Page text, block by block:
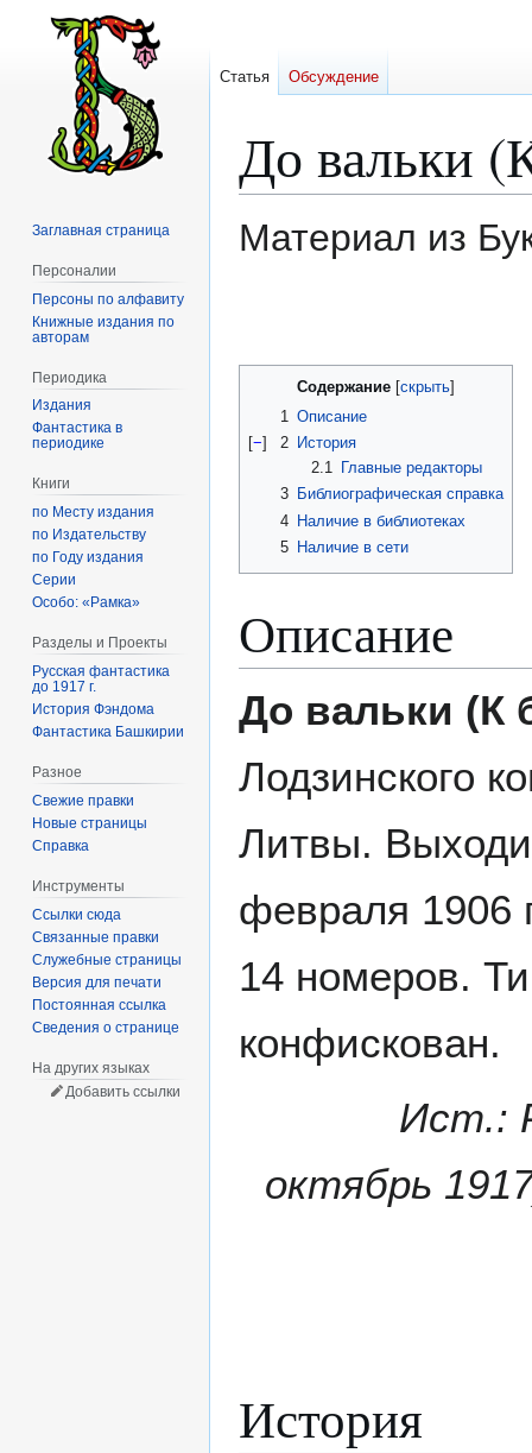
До вальки
Материал из
Содержание
1 Описание
[−] 2
История
2.1
Главные редакторы
3
Библиографическая справка
4 Наличие в библиотеках
5
Наличие в сети
Описание
До вальки (К
Лодзинского
Литвы.
февраля 1906
14 номеров.
конфискован.
Ист.:
октябрь
История
Статья Обсуждение
Заглавная страница
Персоналии
Персоны по алфавиту
Книжные издания по
авторам
Периодика
Издания
Фантастика в
периодике
Книги
по Месту издания
по Издательству
по Году издания
Серии
Особо: «Рамка»
Разделы и Проекты
Русская фантастика
до 1917 г.
История Фэндома
Фантастика Башкирии
Разное
Свежие правки
Новые страницы
Справка
Инструменты
Ссылки сюда
Связанные правки
Служебные страницы
Версия для печати
Постоянная ссылка
Сведения о странице
На других языках
Добавить ссылки